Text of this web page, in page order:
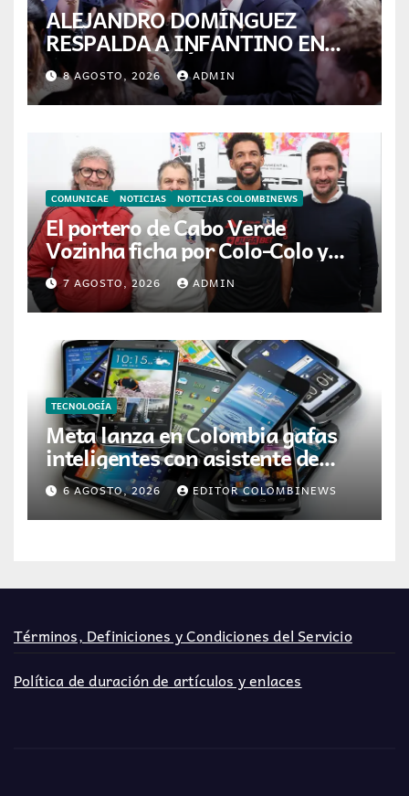
ALEJANDRO DOMÍNGUEZ
RESPALDA A INFANTINO EN
CALI: «ES EL LÍDER DE LA
TRANSFORMACIÓN DEL
FÚTBOL»
8 AGOSTO, 2026 ADMIN
COMUNICAE NOTICIAS NOTICIAS COLOMBINEWS
El portero de Cabo Verde
Vozinha ficha por Colo-Colo y
JETOUR respalda su nueva
etapa
7 AGOSTO, 2026 ADMIN
TECNOLOGÍA
Meta lanza en Colombia gafas
inteligentes con asistente de
inteligencia artificial
6 AGOSTO, 2026 EDITOR COLOMBINEWS
Términos, Definiciones y Condiciones del Servicio
Política de duración de artículos y enlaces